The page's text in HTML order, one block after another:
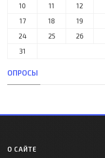
10
11 12
17
18 19
24
25 26
31
ОПРОСЫ
О САЙТЕ